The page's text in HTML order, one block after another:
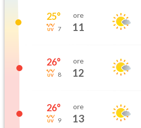
25°
7
ore
11
26°
8
ore
12
26°
9
ore
13